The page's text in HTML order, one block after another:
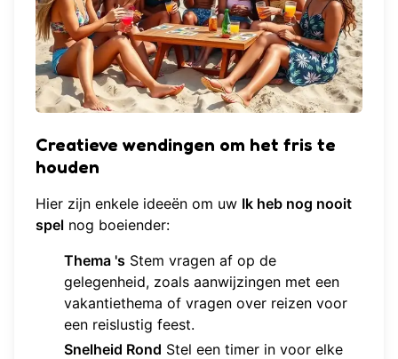
Creatieve wendingen om het fris te
houden
Hier zijn enkele ideeën om uw Ik heb nog nooit
spel nog boeiender:
Thema 's Stem vragen af op de
gelegenheid, zoals aanwijzingen met een
vakantiethema of vragen over reizen voor
een reislustig feest.
Snelheid Rond Stel een timer in voor elke